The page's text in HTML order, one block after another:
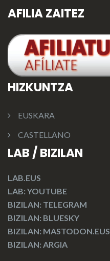
AFILIA ZAITEZ
HIZKUNTZA
EUSKARA
CASTELLANO
LAB / BIZILAN
LAB.EUS
LAB: YOUTUBE
BIZILAN: TELEGRAM
BIZILAN: BLUESKY
BIZILAN: MASTODON.EUS
BIZILAN: ARGIA